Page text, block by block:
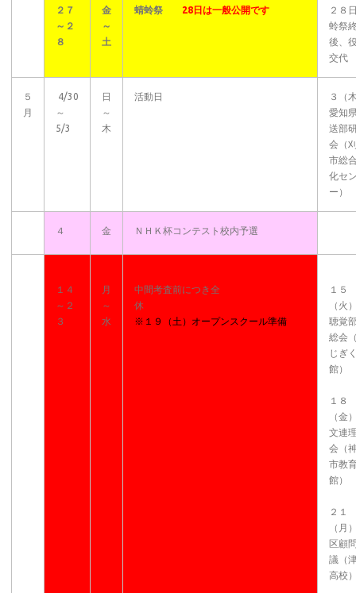
２７
～２
８
金
～
土
蜻蛉祭 28日は一般公開です
２８
蛉祭
後、
交代
５
月
4/30
～
5/3
日
～
木
活動日
３（
愛知
送部
会（
市総
化セ
ー）
４ 金 ＮＨＫ杯コンテスト校内予選
１４
～２
３
月
～
水
中間考査前につき全
休
※１９（土）オープンスクール準備
１５
（火
聴覚
総会
じぎ
館）
１８
（金
文連
会（
市教
館）
２１
（月
区顧
議（
高校